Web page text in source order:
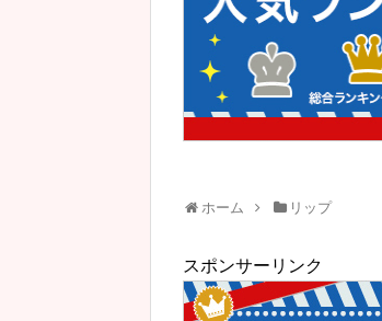
ホーム リップ
スポンサーリンク